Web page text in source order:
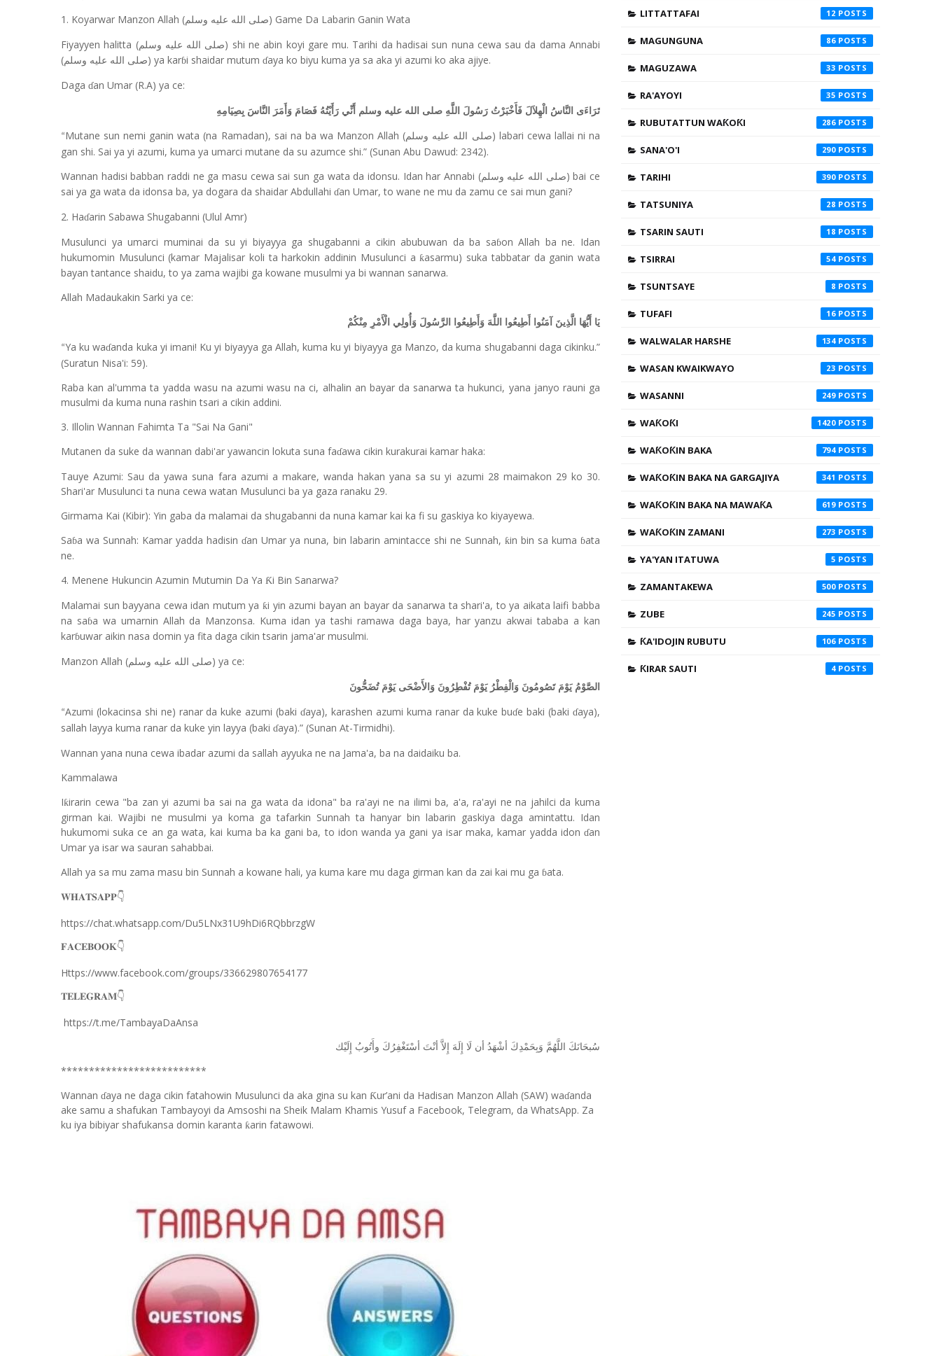
1. Koyarwar Manzon Allah (صلى الله عليه وسلم) Game Da Labarin Ganin Wata
Fiyayyen halitta (صلى الله عليه وسلم) shi ne abin koyi gare mu. Tarihi da hadisai sun nuna cewa sau da dama Annabi
(صلى الله عليه وسلم) ya karɓi shaidar mutum ɗaya ko biyu kuma ya sa aka yi azumi ko aka ajiye.
Daga ɗan Umar (R.A) ya ce:
تَرَاءَى النَّاسُ الْهِلاَلَ فَأَخْبَرْتُ رَسُولَ اللَّهِ صلى الله عليه وسلم أَنِّي رَأَيْتُهُ فَصَامَ وَأَمَرَ النَّاسَ بِصِيَامِهِ
“Mutane sun nemi ganin wata (na Ramadan), sai na ba wa Manzon Allah (صلى الله عليه وسلم) labari cewa lallai ni na
gan shi. Sai ya yi azumi, kuma ya umarci mutane da su azumce shi.” (Sunan Abu Dawud: 2342).
Wannan hadisi babban raddi ne ga masu cewa sai sun ga wata da idonsu. Idan har Annabi (صلى الله عليه وسلم) bai ce
sai ya ga wata da idonsa ba, ya dogara da shaidar Abdullahi ɗan Umar, to wane ne mu da zamu ce sai mun gani?
2. Haɗarin Sabawa Shugabanni (Ulul Amr)
Musulunci ya umarci muminai da su yi biyayya ga shugabanni a cikin abubuwan da ba saɓon Allah ba ne. Idan
hukumomin Musulunci (kamar Majalisar koli ta harkokin addinin Musulunci aƙasarmu) suka tabbatar da ganin wata
bayan tantance shaidu, to ya zama wajibi ga kowane musulmi ya bi wannan sanarwa.
Allah Madaukakin Sarki ya ce:
يَا أَيُّهَا الَّذِينَ آمَنُوا أَطِيعُوا اللَّهَ وَأَطِيعُوا الرَّسُولَ وَأُولِي الْأَمْرِ مِنْكُمْ
“Ya ku waɗanda kuka yi imani! Ku yi biyayya ga Allah, kuma ku yi biyayya ga Manzo, da kuma shugabanni daga cikinku.”
(Suratun Nisa'i: 59).
Raba kan al'umma ta yadda wasu na azumi wasu na ci, alhalin an bayar da sanarwa ta hukunci, yana janyo rauni ga
musulmi da kuma nuna rashin tsari a cikin addini.
3. Illolin Wannan Fahimta Ta "Sai Na Gani"
Mutanen da suke da wannan dabi'ar yawancin lokuta suna faɗawa cikin kurakurai kamar haka:
Tauye Azumi: Sau da yawa suna fara azumi a makare, wanda hakan yana sa su yi azumi 28 maimakon 29 ko 30.
Shari'ar Musulunci ta nuna cewa watan Musulunci ba ya gaza ranaku 29.
Girmama Kai (Kibir): Yin gaba da malamai da shugabanni da nuna kamar kai ka fi su gaskiya ko kiyayewa.
Saɓa wa Sunnah: Kamar yadda hadisinɗan Umar ya nuna, bin labarin amintacce shi ne Sunnah, ƙin bin sa kuma ɓata
ne.
4. Menene Hukuncin Azumin Mutumin Da Ya Ƙi Bin Sanarwa?
Malamai sun bayyana cewa idan mutum ya ƙi yin azumi bayan an bayar da sanarwa ta shari'a, to ya aikata laifi babba
na saɓa wa umarnin Allah da Manzonsa. Kuma idan ya tashi ramawa daga baya, har yanzu akwai tababa a kan
karɓuwar aikin nasa domin ya fita daga cikin tsarin jama'ar musulmi.
Manzon Allah (صلى الله عليه وسلم) ya ce:
الصَّوْمُ يَوْمَ تَصُومُونَ وَالْفِطْرُ يَوْمَ تُفْطِرُونَ وَالأَضْحَى يَوْمَ تُضَحُّونَ
“Azumi (lokacinsa shi ne) ranar da kuke azumi (bakiɗaya), karashen azumi kuma ranar da kuke buɗe baki (bakiɗaya),
sallah layya kuma ranar da kuke yin layya (baki ɗaya).” (Sunan At-Tirmidhi).
Wannan yana nuna cewa ibadar azumi da sallah ayyuka ne na Jama'a, ba na daidaiku ba.
Kammalawa
Iƙirarin cewa "ba zan yi azumi ba sai na ga wata da idona" ba ra'ayi ne na ilimi ba, a'a, ra'ayi ne na jahilci da kuma
girman kai. Wajibi ne musulmi ya koma ga tafarkin Sunnah ta hanyar bin labarin gaskiya daga amintattu. Idan
hukumomi suka ce an ga wata, kai kuma ba ka gani ba, to idon wanda ya gani ya isar maka, kamar yadda idon ɗan
Umar ya isar wa sauran sahabbai.
Allah ya sa mu zama masu bin Sunnah a kowane hali, ya kuma kare mu daga girman kan da zai kai mu ga ɓata.
𝐖𝐇𝐀𝐓𝐒𝐀𝐏𝐏👇
https://chat.whatsapp.com/Du5LNx31U9hDi6RQbbrzgW
𝐅𝐀𝐂𝐄𝐁𝐎𝐎𝐊👇
Https://www.facebook.com/groups/336629807654177
𝐓𝐄𝐋𝐄𝐆𝐑𝐀𝐌👇
https://t.me/TambayaDaAnsa
ﺳُﺒﺤَﺎﻧَﻚَ ﺍﻟﻠَّﻬُﻢَّ ﻭَﺑِﺤَﻤْﺪِﻙَ ﺃﺷْﻬَﺪُ ﺃﻥ ﻟَﺎ ﺇِﻟَﻪَ ﺇِﻻَّ ﺃﻧْﺖَ ﺃﺳْﺘَﻐْﻔِﺮُﻙَ ﻭﺃَﺗُﻮﺏُ ﺇِﻟَﻴْﻚ
**************************
Wannan ɗaya ne daga cikin fatahowin Musulunci da aka gina su kan Ƙur’ani da Hadisan Manzon Allah (SAW) waɗanda
ake samu a shafukan Tambayoyi da Amsoshi na Sheik Malam Khamis Yusuf a Facebook, Telegram, da WhatsApp. Za
ku iya bibiyar shafukansa domin karanta ƙarin fatawowi.
LITTATTAFAI 12
MAGUNGUNA 86
MAGUZAWA 33
RA'AYOYI 35
RUBUTATTUN WAƘOƘI 286
SANA'O'I 290
TARIHI 390
TATSUNIYA 28
TSARIN SAUTI 18
TSIRRAI 54
TSUNTSAYE 8
TUFAFI 16
WALWALAR HARSHE 134
WASAN KWAIKWAYO 23
WASANNI 249
WAƘOƘI 1420
WAƘOƘIN BAKA 794
WAƘOƘIN BAKA NA GARGAJIYA 341
WAƘOƘIN BAKA NA MAWAƘA 619
WAƘOƘIN ZAMANI 273
YA'YAN ITATUWA 5
ZAMANTAKEWA 500
ZUBE 245
ƘA'IDOJIN RUBUTU 106
ƘIRAR SAUTI 4